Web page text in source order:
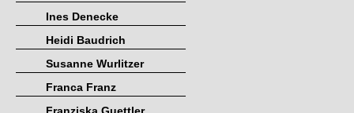
Ines Denecke
Heidi Baudrich
Susanne Wurlitzer
Franca Franz